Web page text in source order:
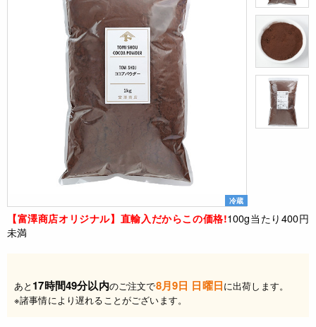
冷蔵
【富澤商店オリジナル】直輸入だからこの価格!100g当たり400円
未満
あと 17時間49分以内のご注文で8月9日 日曜日に出荷します。
※諸事情により遅れることがございます。